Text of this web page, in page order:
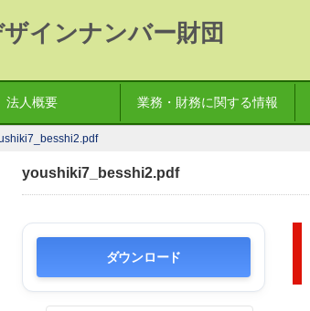
インナンバー財団
法人概要 業務・財務に関する情報
youshiki7_besshi2.pdf
ダウンロード